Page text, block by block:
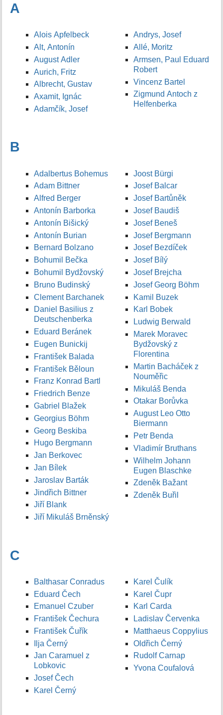
A
Alois Apfelbeck
Alt, Antonín
August Adler
Aurich, Fritz
Albrecht, Gustav
Axamit, Ignác
Adamčík, Josef
Andrys, Josef
Allé, Moritz
Armsen, Paul Eduard
Robert
Vincenz Bartel
Zigmund Antoch z
Helfenberka
B
Adalbertus Bohemus
Adam Bittner
Alfred Berger
Antonín Barborka
Antonín Bišický
Antonín Burian
Bernard Bolzano
Bohumil Bečka
Bohumil Bydžovský
Bruno Budinský
Clement Barchanek
Daniel Basilius z
Deutschenberka
Eduard Beránek
Eugen Bunickij
František Balada
František Běloun
Franz Konrad Bartl
Friedrich Benze
Gabriel Blažek
Georgius Böhm
Georg Beskiba
Hugo Bergmann
Jan Berkovec
Jan Bílek
Jaroslav Barták
Jindřich Bittner
Jiří Blank
Jiří Mikuláš Brněnský
Joost Bürgi
Josef Balcar
Josef Bartůněk
Josef Baudiš
Josef Beneš
Josef Bergmann
Josef Bezdíček
Josef Bílý
Josef Brejcha
Josef Georg Böhm
Kamil Buzek
Karl Bobek
Ludwig Berwald
Marek Moravec
Bydžovský z
Florentina
Martin Bacháček z
Nouměřic
Mikuláš Benda
Otakar Borůvka
August Leo Otto
Biermann
Petr Benda
Vladimír Bruthans
Wilhelm Johann
Eugen Blaschke
Zdeněk Bažant
Zdeněk Buřil
C
Balthasar Conradus
Eduard Čech
Emanuel Czuber
František Čechura
František Čuřík
Ilja Černý
Jan Caramuel z
Lobkovic
Josef Čech
Karel Černý
Karel Čulík
Karel Čupr
Karl Carda
Ladislav Červenka
Matthaeus Coppylius
Oldřich Černý
Rudolf Carnap
Yvona Coufalová